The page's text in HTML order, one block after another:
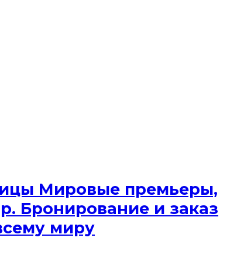
Мировые премьеры,
Бронирование и заказ
миру